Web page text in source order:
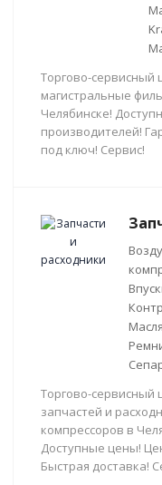
Торгово-сервисный
магистральные
Челябинске!
производителей!
под ключ! Сервис!
Торгово-сервисный
запчастей и
компрессоров в
Доступные цены!
Быстрая доставка!